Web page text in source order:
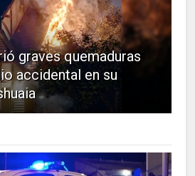
graves quemaduras
accidental en su